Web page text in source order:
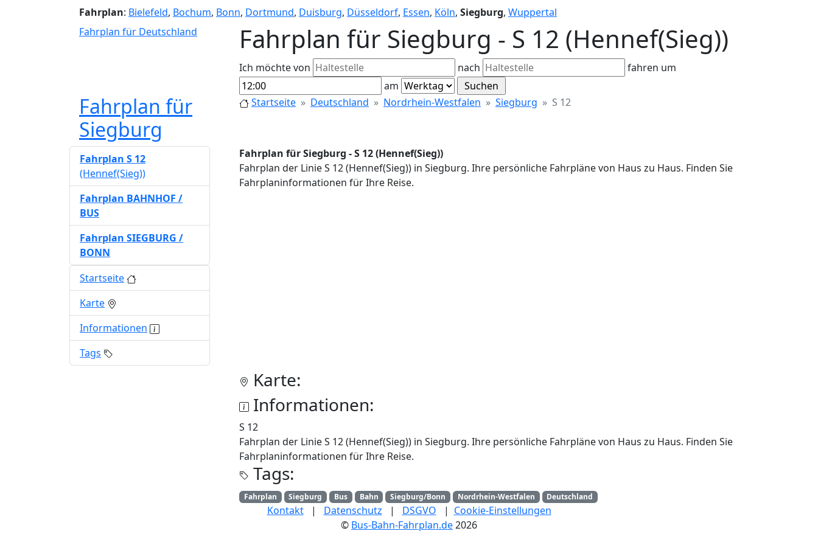
Fahrplan: Bielefeld, Bochum, Bonn, Dortmund, Duisburg, Düsseldorf, Essen, Köln, Siegburg, Wuppertal
Fahrplan für Deutschland
Fahrplan für Siegburg - S 12 (Hennef(Sieg))
Ich möchte von nach
fahren um
am
Fahrplan für
Siegburg
Startseite Deutschland Nordrhein-Westfalen Siegburg S 12
Fahrplan für Siegburg - S 12 (Hennef(Sieg))
Fahrplan der Linie S 12 (Hennef(Sieg)) in Siegburg. Ihre persönliche Fahrpläne von Haus zu Haus. Finden Sie
Fahrplaninformationen für Ihre Reise.
Karte:
Informationen:
S 12
Fahrplan der Linie S 12 (Hennef(Sieg)) in Siegburg. Ihre persönliche Fahrpläne von Haus zu Haus. Finden Sie
Fahrplaninformationen für Ihre Reise.
Tags:
Fahrplan Siegburg Bus Bahn Siegburg/Bonn Nordrhein-Westfalen Deutschland
Fahrplan S 12
(Hennef(Sieg))
Fahrplan BAHNHOF /
BUS
Fahrplan SIEGBURG /
BONN
Startseite
Karte
Informationen
Tags
Kontakt| Datenschutz | DSGVO | Cookie-Einstellungen
© Bus-Bahn-Fahrplan.de2026